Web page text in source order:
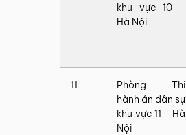
khu vực 10 –
Hà Nội
11
Phòng Thi
hành án dân sự
khu vực 11 – Hà
Nội